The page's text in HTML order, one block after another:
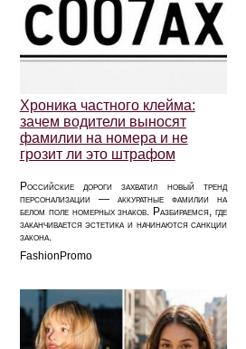
Хроника частного клейма:
зачем водители выносят
фамилии на номера и не
грозит ли это штрафом
Российские дороги захватил новый тренд
персонализации — аккуратные фамилии на
белом поле номерных знаков. Разбираемся, где
заканчивается эстетика и начинаются санкции
закона.
FashionPromo